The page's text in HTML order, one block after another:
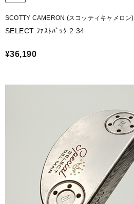
SCOTTY CAMERON (スコッティキャメロン)
SELECT ﾌｧｽﾄﾊﾞｯｸ 2 34
¥36,190